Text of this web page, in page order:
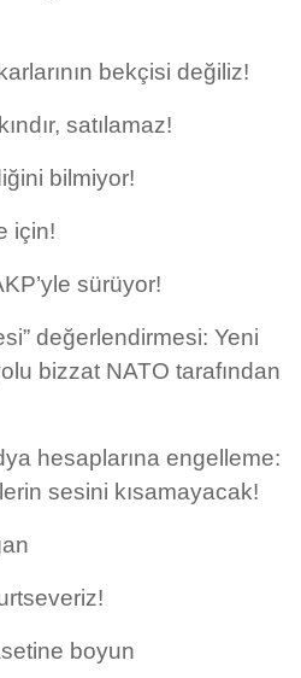
bekçisi değiliz!
satılamaz!
bilmiyor!
için!
sürüyor!
değerlendirmesi: Yeni
bizzat NATO tarafından
hesaplarına engelleme:
sesini kısamayacak!
boyun